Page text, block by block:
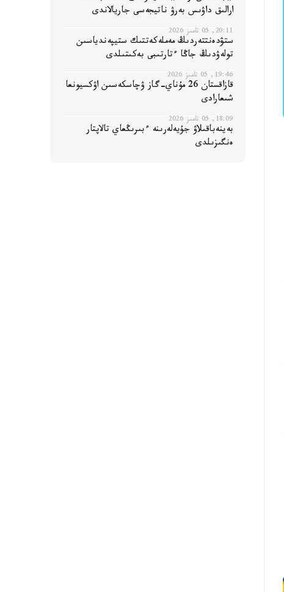
ارالىق داۋىس بەرۋ ناتيجەسى جاريالاندى
20:11, 05 تامىز 2026
ستۋدەنتتەردىڭ مەملەكەتتىك ستيپەندياسىن
تولەۋدىڭ جاڭا ءتارتىبى بەكىتىلدى
19:46, 05 تامىز 2026
قازاقستان 26 مۇناي-گاز ۋچاسكەسىن اۋكسيونعا
شىعارادى
18:09, 05 تامىز 2026
بەينەباقىلاۋ جۇيەلەرىنە ءبىرىڭعاي تالاپتار
ەنگىزىلدى